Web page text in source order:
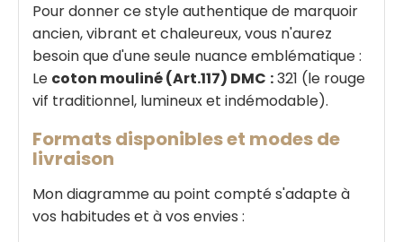
Pour donner ce style authentique de marquoir
ancien, vibrant et chaleureux, vous n'aurez
besoin que d'une seule nuance emblématique :
Le coton mouliné (Art.117) DMC :321 (le rouge
vif traditionnel, lumineux et indémodable).
Formats disponibles et modes de
livraison
Mon diagramme au point compté s'adapte à
vos habitudes et à vos envies :